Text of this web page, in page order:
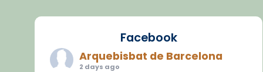
Facebook
Arquebisbat de Barcelona
2 days ago